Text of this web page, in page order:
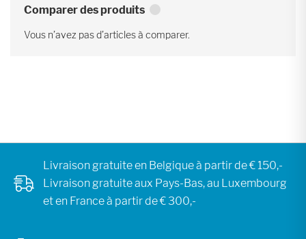
Comparer des produits
Vous n’avez pas d’articles à comparer.
Livraison gratuite en Belgique à partir de € 150,-
Livraison gratuite aux Pays-Bas, au Luxembourg
et en France à partir de € 300,-